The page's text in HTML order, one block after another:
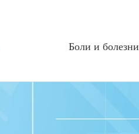
Боли и болезни